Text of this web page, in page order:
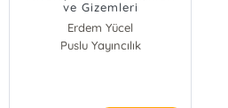
ve Gizemleri
Erdem Yücel
Puslu Yayıncılık